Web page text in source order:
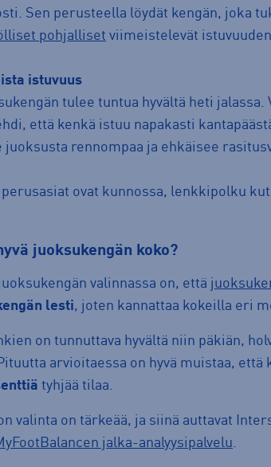
Sen perusteella löydät kengän, joka
pohjalliset viimeistelevät istuvuuden.
istuvuus
tulee tuntua hyvältä heti jalassa.
että kenkä istuu napakasti
juoksusta rennompaa ja ehkäisee
perusasiat ovat kunnossa, lenkkipolku
hyvä juoksukengän koko?
valinnassa on, että
lesti, joten kannattaa kokeilla eri
on tunnuttava hyvältä niin päkiän,
arvioitaessa on hyvä muistaa, että
tyhjää tilaa.
valinta on tärkeää, ja siinä auttavat
jalka-analyysipalvelu.